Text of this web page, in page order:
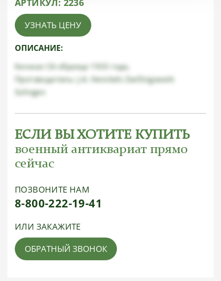
АРТИКУЛ: 2236
УЗНАТЬ ЦЕНУ
ОПИСАНИЕ:
Кинжал СА образца 1933 года,
Протзводитель: J.A. Henckels Zwillingswerk
Solingen
ЕСЛИ ВЫ ХОТИТЕ КУПИТЬ
военный антиквариат прямо
сейчас
ПОЗВОНИТЕ НАМ
8-800-222-19-41
ИЛИ ЗАКАЖИТЕ
ОБРАТНЫЙ ЗВОНОК